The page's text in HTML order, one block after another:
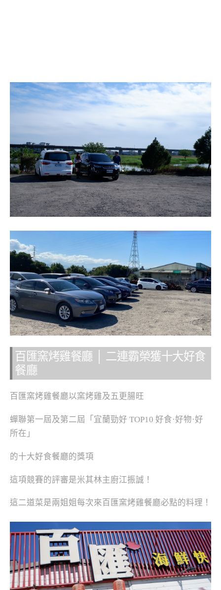
百匯窯烤雞餐廳 │ 二連霸榮獲十大好食
餐廳
百匯窯烤雞餐廳以窯烤雞及五更腸旺
蟬聯第一屆及第二屆「宜蘭勁好 TOP10 好食·好物·好
所在」
的十大好食餐廳的獎項
這項競賽的評審是米其林主廚江振誠！
這二道菜是兩姐姐每次來百匯窯烤雞餐廳必點的料理！